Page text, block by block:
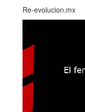
Re-evolucion.mx